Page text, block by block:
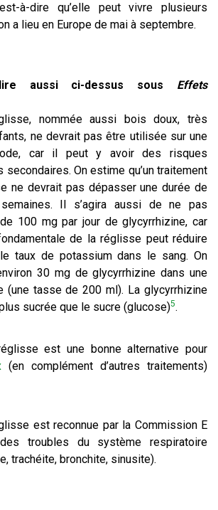
à-dire qu’elle peut vivre plusieurs
a lieu en Europe de mai à septembre.
aussi ci-dessus sous Effets
nommée aussi bois doux, très
ne devrait pas être utilisée sur une
car il peut y avoir des risques
On estime qu’un traitement
ne devrait pas dépasser une durée de
Il s’agira aussi de ne pas
100 mg par jour de glycyrrhizine, car
de la réglisse peut réduire
taux de potassium dans le sang. On
30 mg de glycyrrhizine dans une
(une tasse de 200 ml). La glycyrrhizine
sucrée que le sucre (glucose)5.
est une bonne alternative pour
(en complément d’autres traitements)
est reconnue par la Commission E
troubles du système respiratoire
trachéite, bronchite, sinusite).